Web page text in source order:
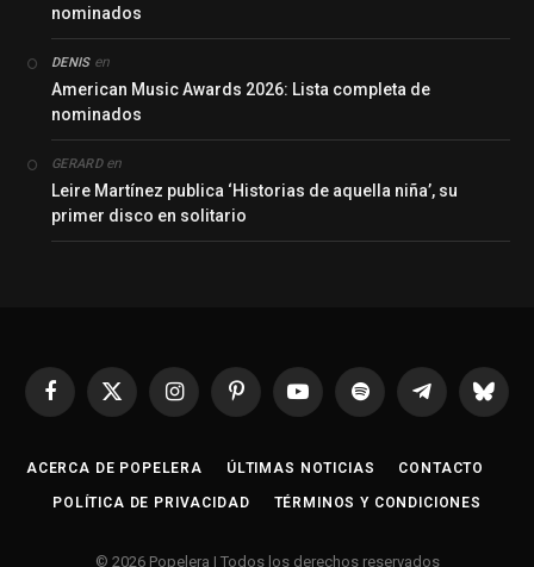
nominados
DENISen
American Music Awards 2026: Lista completa de
nominados
GERARDen
Leire Martínez publica ‘Historias de aquella niña’, su
primer disco en solitario
Facebook
X
InstagramPinterestYouTubeSpotify Telegrama
ACERCA DE POPELERA ÚLTIMAS NOTICIAS CONTACTO
POLÍTICA DE PRIVACIDAD TÉRMINOS Y CONDICIONES
© 2026 Popelera | Todos los derechos reservados